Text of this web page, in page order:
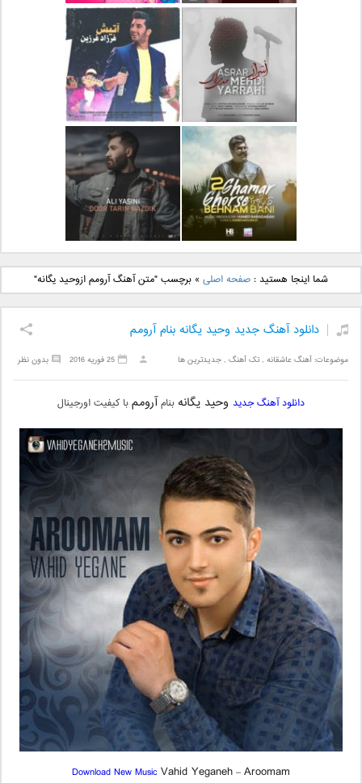
دانلود آهنگ جدید رضا
بهرام بنام نگار
دانلود آهنگ جدید علی
لهراسبی بنام صورت
دانلود آهنگ جدید مهدی
یراحی بنام اسرار
دانلود آهنگ جدید فرزاد
فرزین بنام آتیش
دانلود آهنگ جدید بهنام
بانی بنام قرص قمر 2
دانلود آهنگ جدید علی
یاسینی بنام دورترین نزدیک
شما اینجا هستید :صفحه اصلی »برچسب "متن آهنگ آرومم ازوحید یگانه"
دانلود آهنگ جدید وحید یگانه بنام آرومم
موضوعات:آهنگ عاشقانه ,تک آهنگ ,جدیدترین ها بدون نظر 25 فوریه 2016
دانلود آهنگ جدید وحید یگانه بنامآروممبا کیفیت اورجینال
Download New MusicVahid Yeganeh–Aroomam